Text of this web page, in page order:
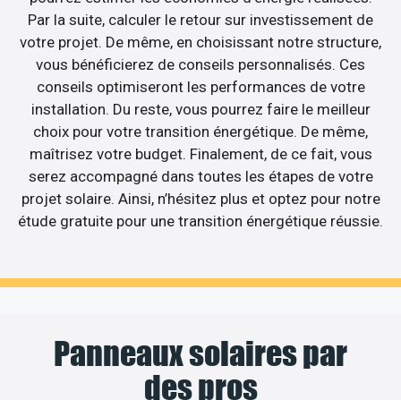
Par la suite, calculer le retour sur investissement de
votre projet. De même, en choisissant notre structure,
vous bénéficierez de conseils personnalisés. Ces
conseils optimiseront les performances de votre
installation. Du reste, vous pourrez faire le meilleur
choix pour votre transition énergétique. De même,
maîtrisez votre budget. Finalement, de ce fait, vous
serez accompagné dans toutes les étapes de votre
projet solaire. Ainsi, n’hésitez plus et optez pour notre
étude gratuite pour une transition énergétique réussie.
Panneaux solaires par
des pros